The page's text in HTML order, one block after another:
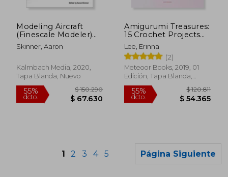
55% $ 114.176
Modeling Aircraft
(Finescale Modeler)
(en Inglés)
Skinner, Aaron
Kalmbach Media, 2020,
Tapa Blanda, Nuevo
Amigurumi Treasures:
15 Crochet Projects
to Cherish (en Inglés)
Lee, Erinna
(2)
Meteoor Books, 2019, 01
Edición, Tapa Blanda,
Nuevo
1 2 3 4 5 Página Siguiente